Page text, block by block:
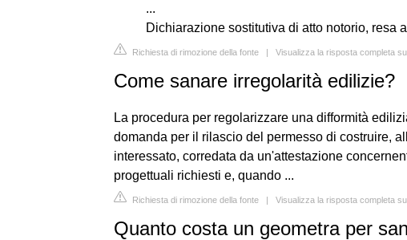
...
Dichiarazione sostitutiva di atto notorio, resa
Richiesta di rimozione della fonte | Visualizza la risposta completa
Come sanare irregolarità edilizie?
La procedura per regolarizzare una difformità
domanda per il rilascio del permesso di costruire,
interessato, corredata da un'attestazione
progettuali richiesti e, quando ...
Richiesta di rimozione della fonte | Visualizza la risposta completa
Quanto costa un geometra per